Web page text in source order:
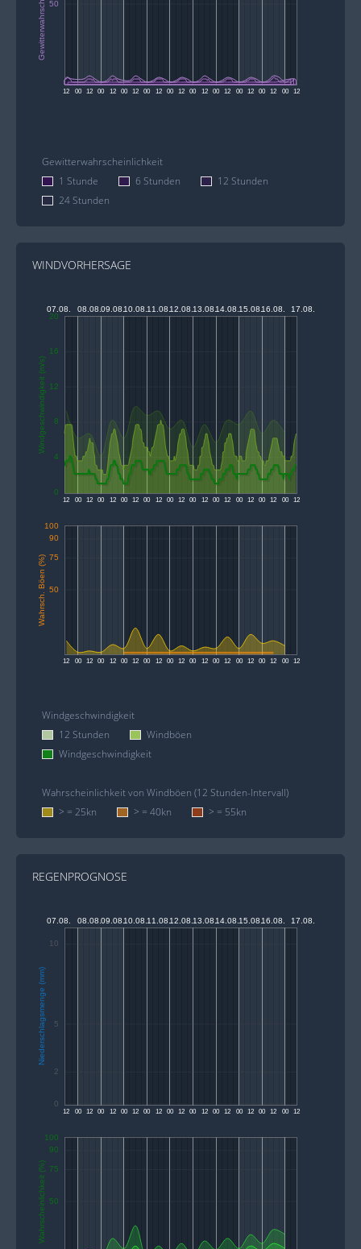
12 00 12 00 12 00 12 00 12 00 12 00 12 00 12 00 12 00 12 00 12
50
Gewitterwahrscheinlichkeit
1 Stunde
6 Stunden
12 Stunden
24 Stunden
WINDVORHERSAGE
07.08. 08.08.09.08.10.08.11.08.12.08.13.08.14.08.15.08.16.08. 17.08.
12 00 12 00 12 00 12 00 12 00 12 00 12 00 12 00 12 00 12 00 12
Windgeschwindigkeit (m/s)
0
4
8
12
16
20
12 00 12 00 12 00 12 00 12 00 12 00 12 00 12 00 12 00 12 00 12
Wahrsch. Böen (%) 50
75
90
100
Windgeschwindigkeit
12 Stunden
Windböen
Windgeschwindigkeit
Wahrscheinlichkeit von Windböen (12 Stunden-Intervall)
> = 25kn
> = 40kn > = 55kn
REGENPROGNOSE
07.08. 08.08.09.08.10.08.11.08.12.08.13.08.14.08.15.08.16.08. 17.08.
12 00 12 00 12 00 12 00 12 00 12 00 12 00 12 00 12 00 12 00 12
Niederschlagsmenge (mm)
0
2
5
10
Wahrscheinlichkeit (%) 50
75
90
100